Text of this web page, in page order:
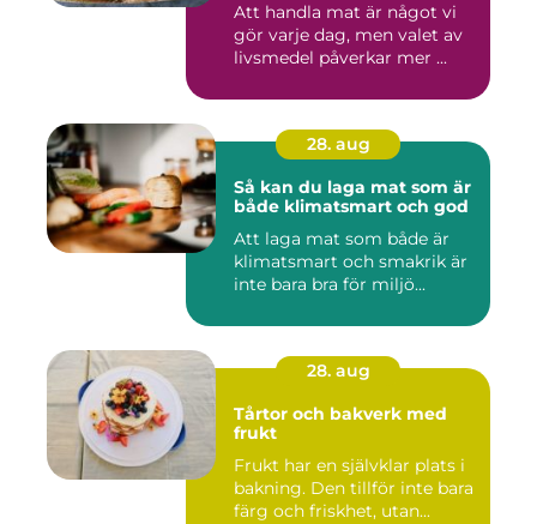
Att handla mat är något vi
gör varje dag, men valet av
livsmedel påverkar mer ...
28. aug
Så kan du laga mat som är
både klimatsmart och god
Att laga mat som både är
klimatsmart och smakrik är
inte bara bra för miljö...
28. aug
Tårtor och bakverk med
frukt
Frukt har en självklar plats i
bakning. Den tillför inte bara
färg och friskhet, utan...